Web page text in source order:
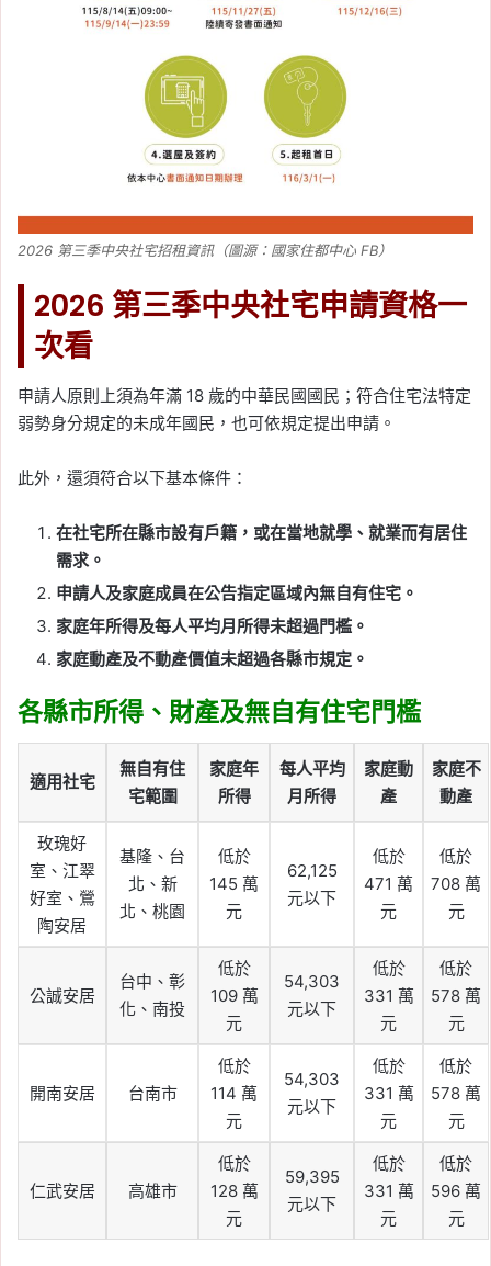
2026 第三季中央社宅招租資訊（圖源：國家住都中心 FB）
2026 第三季中央社宅申請資格一
次看
申請人原則上須為年滿 18 歲的中華民國國民；符合住宅法特定
弱勢身分規定的未成年國民，也可依規定提出申請。
此外，還須符合以下基本條件：
在社宅所在縣市設有戶籍，或在當地就學、就業而有居住
需求。
申請人及家庭成員在公告指定區域內無自有住宅。
家庭年所得及每人平均月所得未超過門檻。
家庭動產及不動產價值未超過各縣市規定。
各縣市所得、財產及無自有住宅門檻
適用社宅
無自有住
宅範圍
家庭年
所得
每人平均
月所得
家庭動
產
家庭不
動產
玫瑰好
室、江翠
好室、鶯
陶安居
基隆、台
北、新
北、桃園
低於
145 萬
元
62,125
元以下
低於
471 萬
元
低於
708 萬
元
公誠安居
台中、彰
化、南投
低於
109 萬
元
54,303
元以下
低於
331 萬
元
低於
578 萬
元
開南安居 台南市
低於
114 萬
元
54,303
元以下
低於
331 萬
元
低於
578 萬
元
仁武安居 高雄市
低於
128 萬
元
59,395
元以下
低於
331 萬
元
低於
596 萬
元